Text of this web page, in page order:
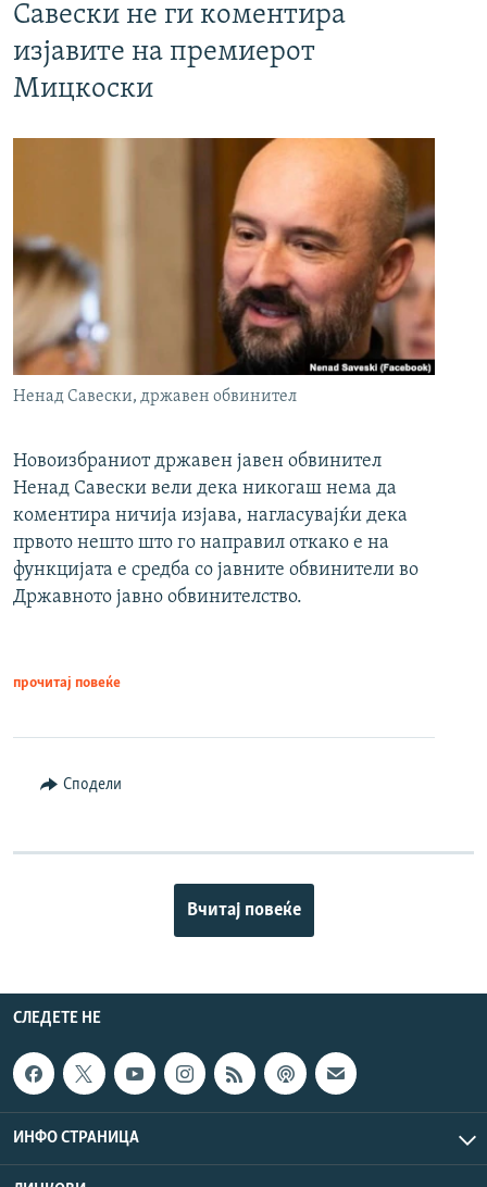
Савески не ги коментира
изјавите на премиерот
Мицкоски
Ненад Савески, државен обвинител
Новоизбраниот државен јавен обвинител
Ненад Савески вели дека никогаш нема да
коментира ничија изјава, нагласувајќи дека
првото нешто што го направил откако е на
функцијата е средба со јавните обвинители во
Државното јавно обвинителство.
прочитај повеќе
Сподели
Вчитај повеќе
СЛЕДЕТЕ НЕ
ИНФО СТРАНИЦА